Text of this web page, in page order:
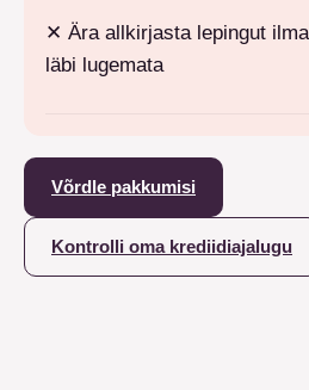
✕ Ära allkirjasta lepingut
läbi lugemata
Võrdle pakkumisi
Kontrolli oma krediidiajalugu